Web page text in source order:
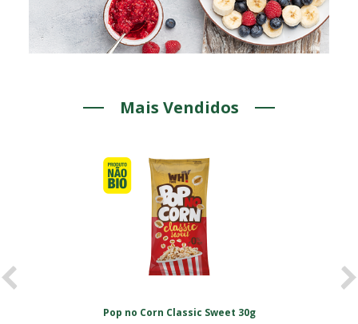
Mais Vendidos
Pop no Corn Classic Sweet 30g